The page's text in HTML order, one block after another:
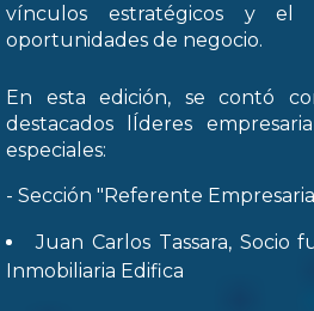
vínculos estratégicos y el
oportunidades de negocio.
En esta edición, se contó
destacados lÍderes
especiales:
- Sección "Referente
Juan Carlos Tassara, Socio
Inmobiliaria Edifica